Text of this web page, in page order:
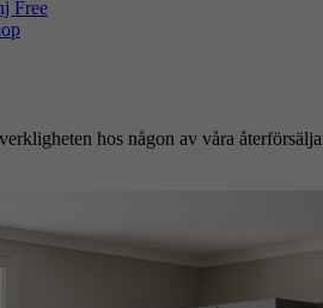
Free
hos någon av våra